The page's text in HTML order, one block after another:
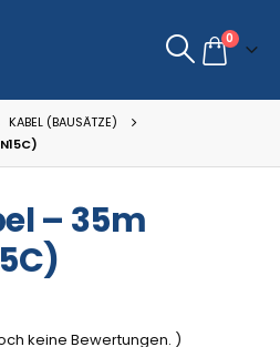
0
KABEL (BAUSÄTZE)
– 35m
keine Bewertungen. )